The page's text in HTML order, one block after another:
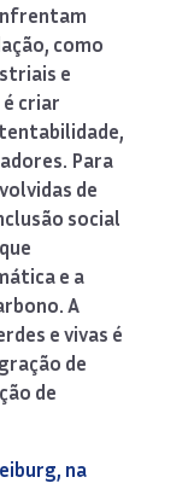
como
e
criar
Para
de
social
e a
A
e vivas é
de
de
na